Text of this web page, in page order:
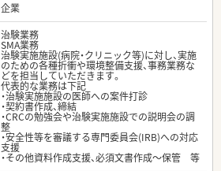
企業
治験業務
SMA業務
治験実施施設(病院・クリニック等)に対し、実施
のための各種折衝や環境整備支援、事務業務な
どを担当していただきます。
代表的な業務は下記
・治験実施施設の医師への案件打診
・契約書作成、締結
・CRCの勉強会や治験実施施設での説明会の調
整
・安全性等を審議する専門委員会(IRB)への対応
支援
・その他資料作成支援、必須文書作成～保管 等